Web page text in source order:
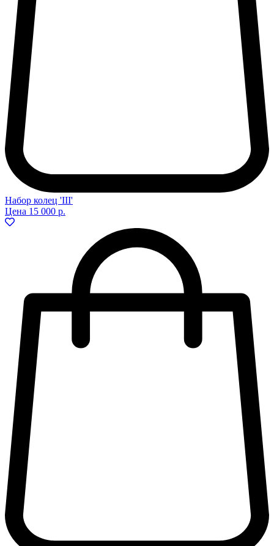
Набор колец 'III'
Цена 15 000 р.